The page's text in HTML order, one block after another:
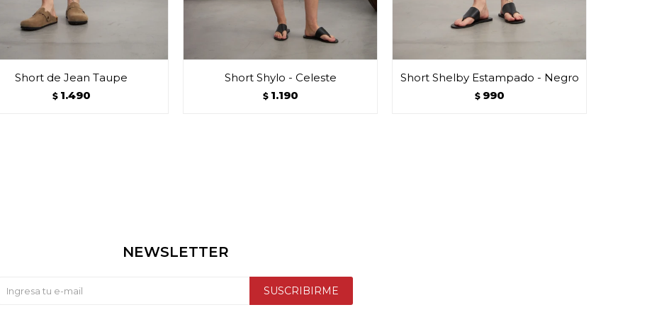
Short de Jean Taupe
$ 1.490
Short Shylo - Celeste
$ 1.190
Short Shelby Estampado - Negro
$ 990
NEWSLETTER
SUSCRIBIRME